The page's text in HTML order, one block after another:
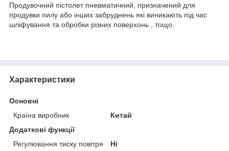
Продувочний пістолет пневматичний, призначений для
продувки пилу або інших забруднень які виникають під час
шліфування та обробки різних поверхонь , тощо.
Характеристики
Основні
Країна виробник
Китай
Додаткові функції
Регулювання тиску повітря
Ні